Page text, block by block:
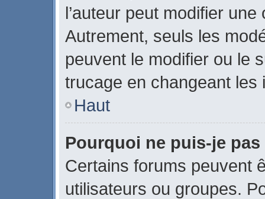
l’auteur peut modifier
Autrement, seuls les
peuvent le modifier ou le
trucage en changeant
Haut
Pourquoi ne puis-je
Certains forums peuvent
utilisateurs ou groupes.